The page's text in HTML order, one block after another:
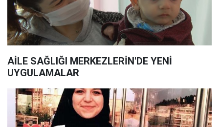
AİLE SAĞLIĞI MERKEZLERİN'DE YENİ
UYGULAMALAR